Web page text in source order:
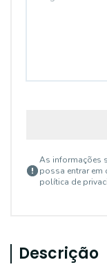
As informações
possa entrar em
política de
Descrição